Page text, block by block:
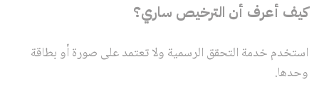
كيف أعرف أن الترخيص ساري؟
استخدم خدمة التحقق الرسمية ولا تعتمد على صورة أو بطاقة
وحدها.